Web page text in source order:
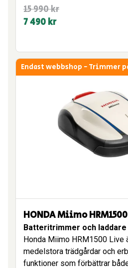
15 990kr
Det
ursprungliga
15
990 kr.
7 490kr
Det
nuvarande
7
490 kr.
Endast webbshop - Trimmer
HONDA Miimo
Batteritrimmer och laddare
Honda Miimo HRM1500 Live
medelstora trädgårdar och
funktioner som förbättrar